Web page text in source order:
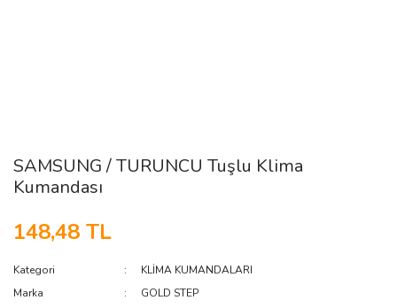
SAMSUNG / TURUNCU Tuşlu Klima
Kumandası
148,48 TL
Kategori
KLİMA KUMANDALARI
Marka
GOLD STEP